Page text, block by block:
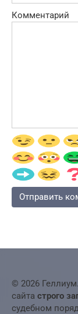
Комментарий
© 2026
сайта строго
судебном